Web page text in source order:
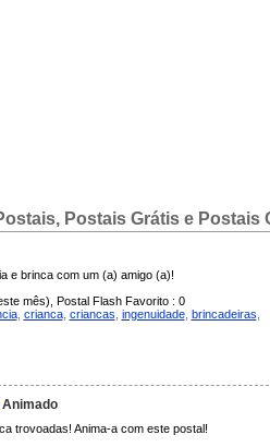
Postais Grátis e Postais
e brinca com um (a) amigo (a)!
mês), Postal Flash Favorito : 0
, crianca, criancas ingenuidade, brincadeiras
Animado
trovoadas! Anima-a com este postal!